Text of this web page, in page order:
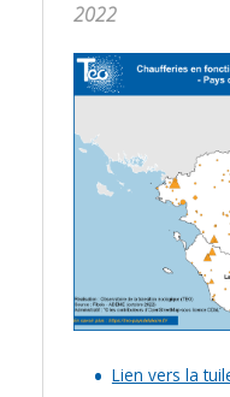
2022
Lien vers la